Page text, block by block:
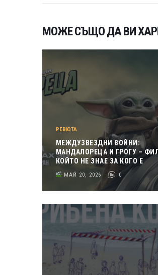
МОЖЕ СЪЩО ДА ВИ
РЕВЮТА
МЕЖДУЗВЕЗДНИ ВОЙНИ:
МАНДАЛОРЕЦА И ГРОГУ –
КОЙТО НЕ ЗНАЕ ЗА КОГО Е
МАЙ 20, 2026 0